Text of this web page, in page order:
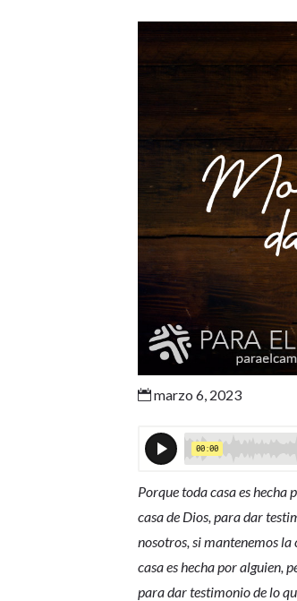
 marzo 6, 2023
Porque toda casa es hecha
casa de Dios, para dar
nosotros, si mantenemos
casa es hecha por alguien,
para dar testimonio de lo